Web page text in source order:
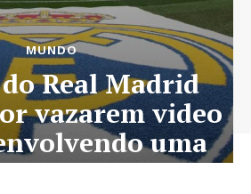
MUNDO
Real Madrid
vazarem video
uma
menor